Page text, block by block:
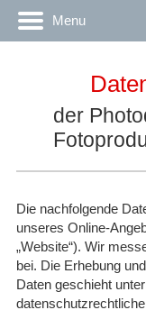
Menu
der
Die nachfolgende
unseres Online-
„Website“). Wir
bei. Die Erhebung
Daten geschieht